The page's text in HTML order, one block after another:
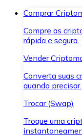
Comprar
Compre as
rápida e segura.
Vender
Converta suas
quando precisar.
Trocar (Swap)
Troque uma